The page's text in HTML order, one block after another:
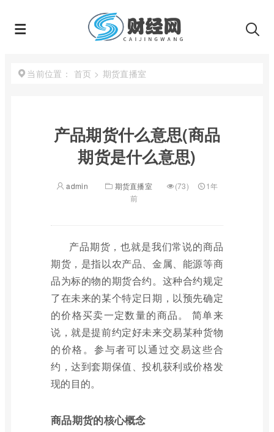
当前位置： 首页 > 期货直播室
产品期货什么意思(商品
期货是什么意思)
admin 期货直播室 (73)
1年
前
产品期货，也就是我们常说的商品
期货，是指以农产品、金属、能源等商
品为标的物的期货合约。这种合约规定
了在未来的某个特定日期，以预先确定
的价格买卖一定数量的商品。 简单来
说，就是提前约定好未来交易某种货物
的价格。参与者可以通过交易这些合
约，达到套期保值、投机获利或价格发
现的目的。
商品期货的核心概念